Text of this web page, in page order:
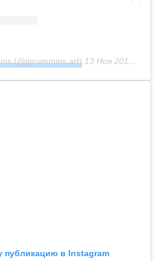
(@jpcummins.art) 13 Ноя 2019 в 6:41 PST
публикацию в Instagram